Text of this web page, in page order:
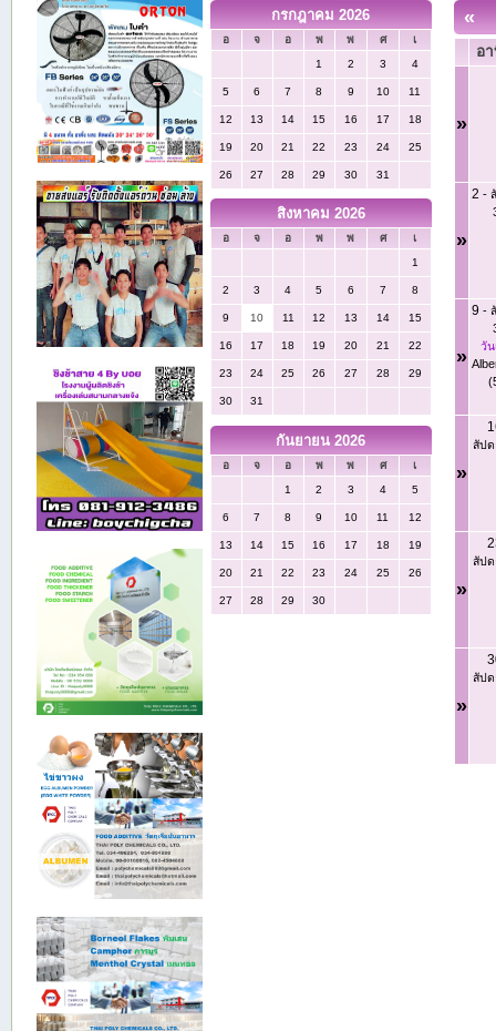
กรกฎาคม 2026
อ จ อ พ พ ศ
เ
1
2 3 4
5 6 7 8 9 10 11
12 13 14 15 16 17 18
19 20 21 22 23 24 25
26 27 28 29 30 31
สิงหาคม 2026
อ จ อ พ พ ศ
เ
1
2 3 4 5 6 7 8
9 10 11 12 13 14 15
16 17 18 19 20 21 22
23 24 25 26 27 28 29
30 31
กันยายน 2026
อ จ อ พ พ ศ
เ
1
2 3 4 5
6 7 8 9 10 11 12
13 14 15 16 17 18 19
20 21 22 23 24 25 26
27 28 29 30
«
อ
»
»
2 -
»
9 -
วัน
»
สัปด
»
สัปด
»
สัปด